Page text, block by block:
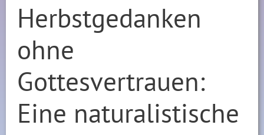
Herbstgedanken
ohne
Gottesvertrauen:
Eine naturalistische